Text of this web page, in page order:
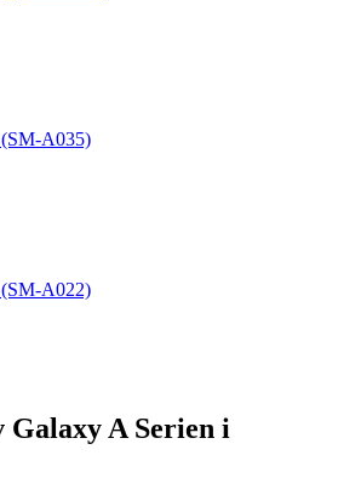
(SM-A035)
(SM-A022)
Galaxy A Serien i